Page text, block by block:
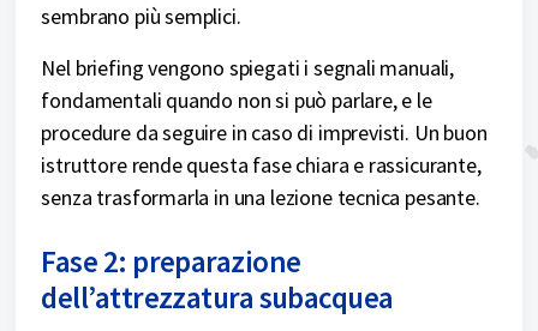
sembrano più semplici.
Nel briefing vengono spiegati i segnali manuali,
fondamentali quando non si può parlare, e le
procedure da seguire in caso di imprevisti. Un buon
istruttore rende questa fase chiara e rassicurante,
senza trasformarla in una lezione tecnica pesante.
Fase 2: preparazione
dell’attrezzatura subacquea